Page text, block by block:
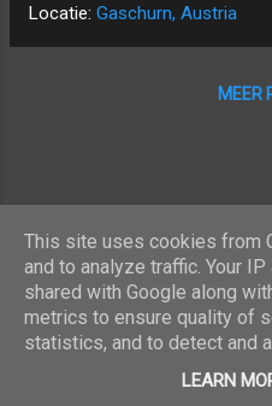
Locatie: Gaschurn, Austria
MEER
This site uses cookies from
and to analyze traffic. Your
shared with Google along
metrics to ensure quality of
statistics, and to detect and
LEARN